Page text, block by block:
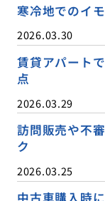
寒冷地でのイ
2026.03.30
賃貸アパート
点
2026.03.29
訪問販売や不
ク
2026.03.25